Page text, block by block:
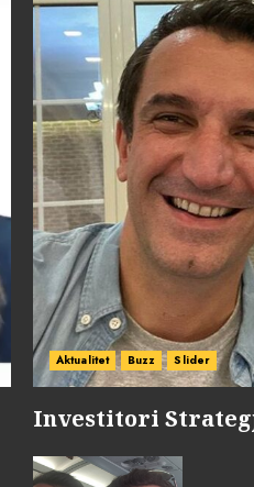
Aktualitet Buzz Slider
Investitori